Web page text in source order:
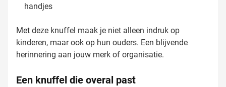
handjes
Met deze knuffel maak je niet alleen indruk op
kinderen, maar ook op hun ouders. Een blijvende
herinnering aan jouw merk of organisatie.
Een knuffel die overal past